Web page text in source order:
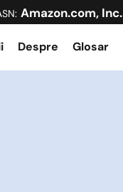
Amazon.com, Inc.
Despre Glosar